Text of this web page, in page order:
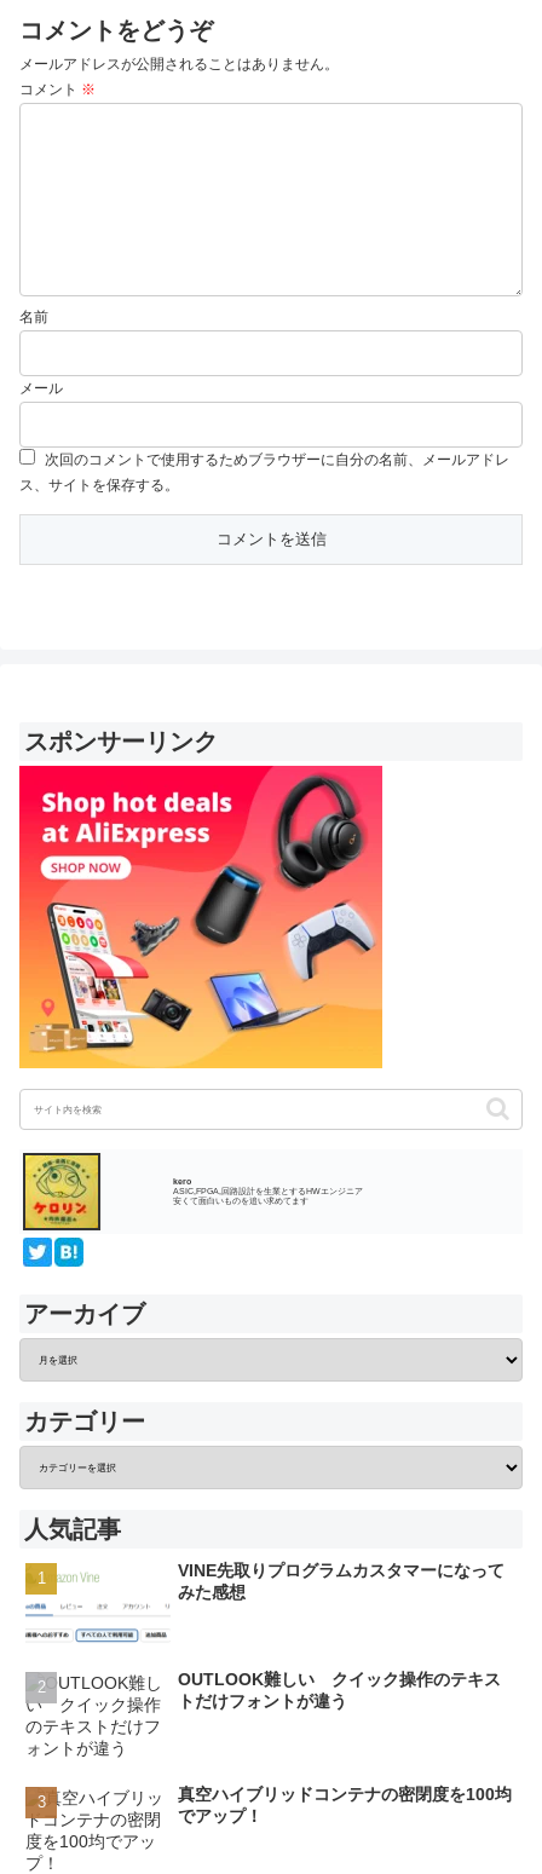
コメントをどうぞ
メールアドレスが公開されることはありません。
コメント ※
名前
メール
次回のコメントで使用するためブラウザーに自分の名前、メールアドレ
ス、サイトを保存する。
スポンサーリンク
kero
ASIC,FPGA,回路設計を生業とするHWエンジニア
安くて面白いものを追い求めてます
アーカイブ
カテゴリー
人気記事
VINE先取りプログラムカスタマーになって
みた感想
OUTLOOK難しい クイック操作のテキス
トだけフォントが違う
真空ハイブリッドコンテナの密閉度を100均
でアップ！